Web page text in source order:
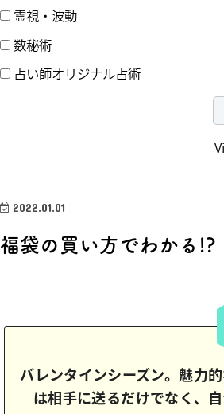
霊視・波動
数秘術
占い師オリジナル占術
2022.01.01
福袋の買い方でわかる
バレンタインシーズン。魅力
は相手に送るだけでなく、